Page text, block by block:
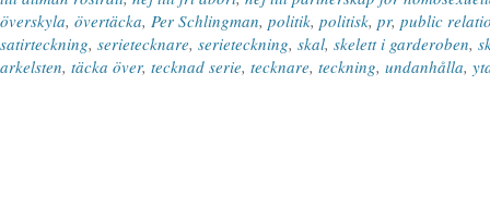
överskyla, övertäcka, Per Schlingman, politik, politisk, pr, public
satirteckning, serietecknare, serieteckning, skal, skelett i garderoben,
arkelsten, täcka över, tecknad serie, tecknare, teckning, undanhålla,